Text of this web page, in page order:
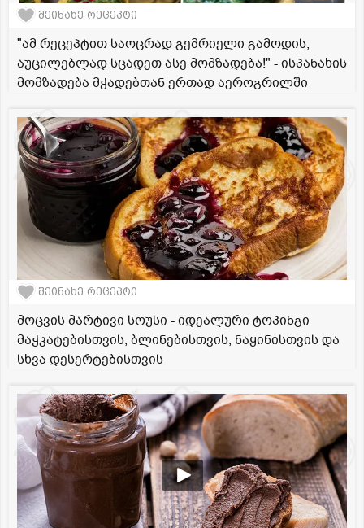
შეინახე რეცეპტი
"ამ რეცეპტით საოცრად გემრიელი გამოდის,
აუცილებლად სცადეთ ასე მომზადება!" - ისპანახის
მომზადება მჭადებთან ერთად აეროგრილში
შეინახე რეცეპტი
მოცვის მარტივი სოუსი - იდეალური ტოპინგი
მაჭკატებისთვის, ბლინებისთვის, ნაყინისთვის და
სხვა დესერტებისთვის